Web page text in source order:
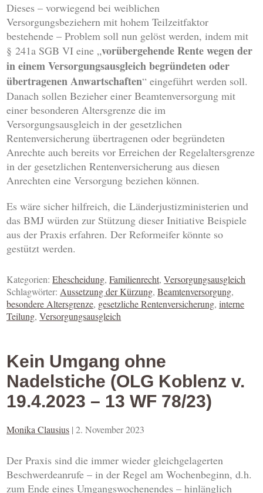
Dieses – vorwiegend bei weiblichen
Versorgungsbeziehern mit hohem Teilzeitfaktor
bestehende – Problem soll nun gelöst werden, indem mit
§ 241a SGB VI eine „vorübergehende Rente wegen der
in einem Versorgungsausgleich begründeten oder
übertragenen Anwartschaften“ eingeführt werden soll.
Danach sollen Bezieher einer Beamtenversorgung mit
einer besonderen Altersgrenze die im
Versorgungsausgleich in der gesetzlichen
Rentenversicherung übertragenen oder begründeten
Anrechte auch bereits vor Erreichen der Regelaltersgrenze
in der gesetzlichen Rentenversicherung aus diesen
Anrechten eine Versorgung beziehen können.
Es wäre sicher hilfreich, die Länderjustizministerien und
das BMJ würden zur Stützung dieser Initiative Beispiele
aus der Praxis erfahren. Der Reformeifer könnte so
gestützt werden.
Kategorien:Ehescheidung,Familienrecht,Versorgungsausgleich
Schlagwörter:Aussetzung der Kürzung,Beamtenversorgung,
besondere Altersgrenze, gesetzliche Rentenversicherung,interne
Teilung,Versorgungsausgleich
Kein Umgang ohne
Nadelstiche (OLG Koblenz v.
19.4.2023 – 13 WF 78/23)
Monika Clausius |2. November 2023
Der Praxis sind die immer wieder gleichgelagerten
Beschwerdeanrufe – in der Regel am Wochenbeginn, d.h.
zum Ende eines Umgangswochenendes – hinlänglich